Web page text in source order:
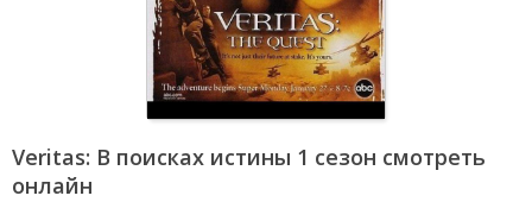
Veritas: В поисках истины 1 сезон смотреть
онлайн